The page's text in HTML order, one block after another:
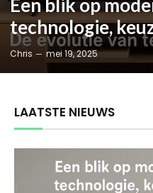
Een blik op
technologie,
Chris mei 19, 2025
LAATSTE NIEUWS